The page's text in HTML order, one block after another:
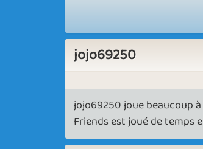
jojo69250
jojo69250 joue beaucoup
Friends est joué de temps